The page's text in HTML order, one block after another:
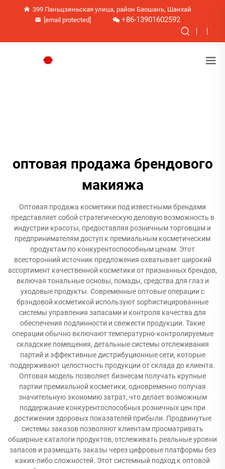
399 Паньцзиньская улица, район Баошань, Шанхай
[email protected]
+86-13901602592
оптовая продажа брендового
макияжа
Оптовая продажа косметики под известными брендами
представляет собой стратегическую деловую возможность в
индустрии красоты, предоставляя розничным торговцам и
предпринимателям доступ к премиальным косметическим
продуктам по конкурентоспособным ценам. Этот
всесторонний источник предложения охватывает широкий
ассортимент качественной косметики от признанных брендов,
включая тональные основы, помады, средства для глаз и
уходовые продукты. Современные оптовые операции с
брэндовой косметикой используют sophистицированные
системы управления запасами и контроля качества для
обеспечения подлинности и свежести продукции. Такие
операции обычно включают температурно-контролируемые
складские помещения, детальные системы отслеживания
партий и эффективные дистрибуционные сети, которые
поддерживают целостность продукции от склада до клиента.
Оптовая модель позволяет бизнесам получать крупные
партии премиальной косметики, одновременно получая
значительную экономию затрат, что делает возможным
поддержание конкурентоспособных розничных цен при
достижении здоровых показателей прибыли. Продвинутые
системы заказов позволяют клиентам просматривать
обширные каталоги продуктов, отслеживать реальные уровни
запасов и размещать заказы через цифровые платформы без
каких-либо сложностей. Этот системный подход к оптовой